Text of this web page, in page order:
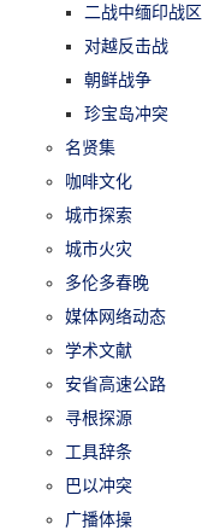
二战中缅印战区
对越反击战
朝鲜战争
珍宝岛冲突
名贤集
咖啡文化
城市探索
城市火灾
多伦多春晚
媒体网络动态
学术文献
安省高速公路
寻根探源
工具辞条
巴以冲突
广播体操